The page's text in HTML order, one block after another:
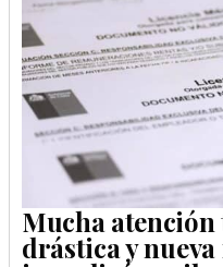
Mucha
drástica y